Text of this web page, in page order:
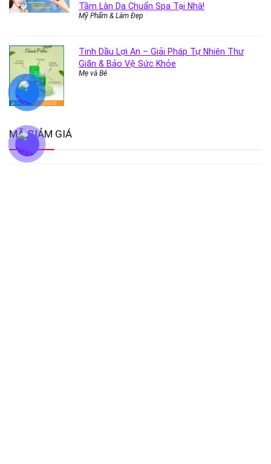
Tầm Làn Da Chuẩn Spa Tại Nhà!
Mỹ Phẩm & Làm Đẹp
Tinh Dầu Lợi An – Giải Pháp Tự Nhiên Thư
Giãn & Bảo Vệ Sức Khỏe
Mẹ và Bé
MÃ GIẢM GIÁ